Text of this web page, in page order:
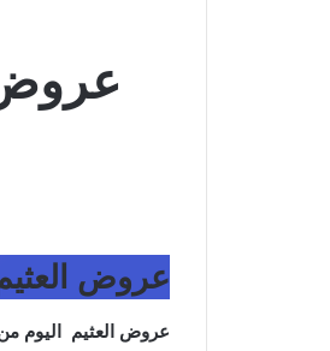
عروض العثيم اليوم من تاريخ 25 مايو
عروض العثيم اليوم من تاريخ 25 مايو 2026 – الموافق